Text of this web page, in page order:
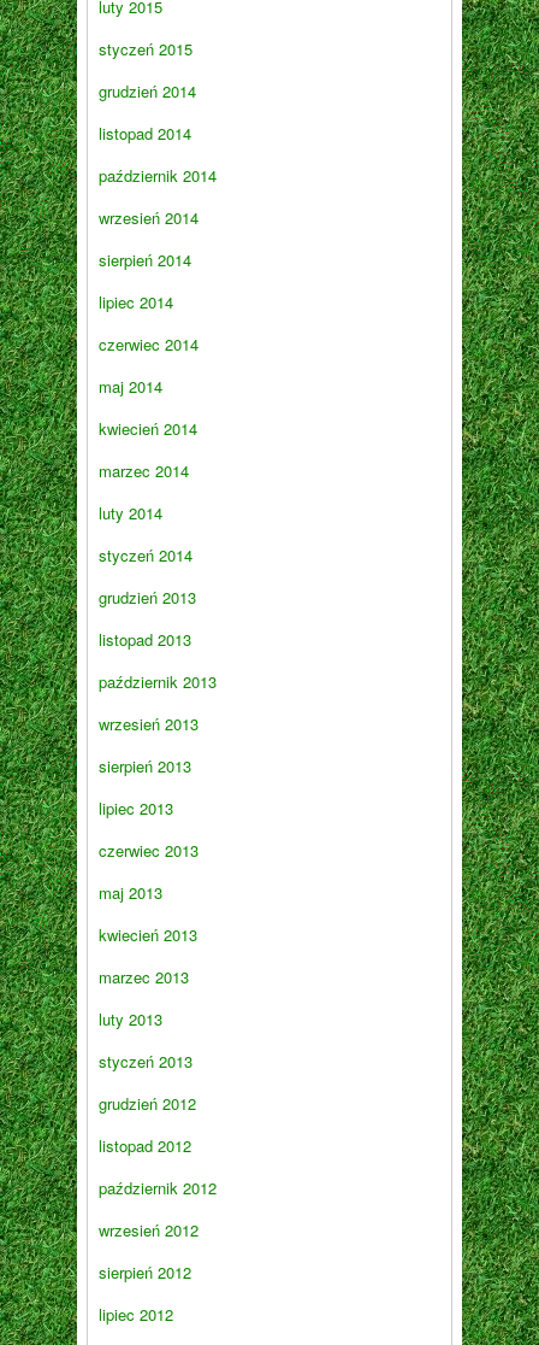
luty 2015
styczeń 2015
grudzień 2014
listopad 2014
październik 2014
wrzesień 2014
sierpień 2014
lipiec 2014
czerwiec 2014
maj 2014
kwiecień 2014
marzec 2014
luty 2014
styczeń 2014
grudzień 2013
listopad 2013
październik 2013
wrzesień 2013
sierpień 2013
lipiec 2013
czerwiec 2013
maj 2013
kwiecień 2013
marzec 2013
luty 2013
styczeń 2013
grudzień 2012
listopad 2012
październik 2012
wrzesień 2012
sierpień 2012
lipiec 2012